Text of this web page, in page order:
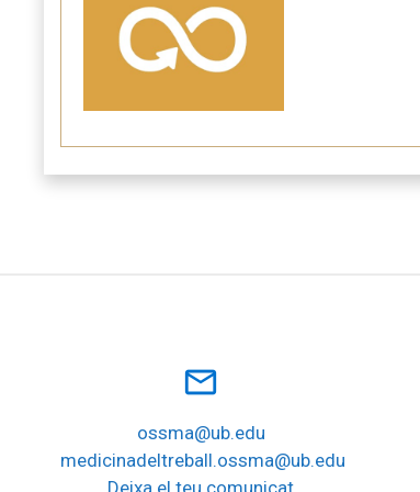
mail_outline
ossma@ub.edu
medicinadeltreball.ossma@ub.edu
Deixa el teu comunicat